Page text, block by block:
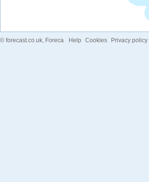
© forecast.co.uk, Foreca Help Cookies Privacy policy